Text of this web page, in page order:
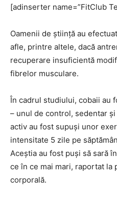
[adinserter name=”FitClub
Oamenii de știință au
afle, printre altele, dacă
recuperare insuficientă
fibrelor musculare.
În cadrul studiului, cobaii au
– unul de control, sedentar
activ au fost supuși unor
intensitate 5 zile pe
Aceștia au fost puși să sară
ce în ce mai mari, raportat la
corporală.